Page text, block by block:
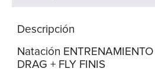
Descripción
Natación
DRAG + FLY FINIS